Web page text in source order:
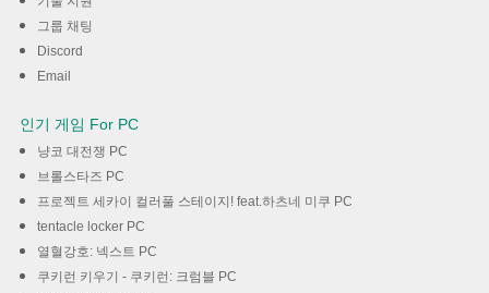
그룹 채팅
Discord
Email
인기 게임 For PC
냥코 대전쟁 PC
브롤스타즈 PC
프로젝트 세카이 컬러풀 스테이지! feat.하츠네 미쿠 PC
tentacle locker PC
열혈강호: 넥스트 PC
쿠키런 키우기 - 쿠키런: 크럼블 PC